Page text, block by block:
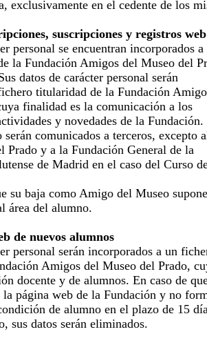
exclusivamente en el cedente de los
suscripciones y registros web
personal se encuentran incorporados a
la Fundación Amigos del Museo del
datos de carácter personal serán
titularidad de la Fundación
finalidad es la comunicación a los
y novedades de la Fundación.
serán comunicados a terceros, excepto
Prado y a la Fundación General de la
de Madrid en el caso del Curso
su baja como Amigo del Museo
área del alumno.
de nuevos alumnos
personal serán incorporados a un
Amigos del Museo del Prado,
docente y de alumnos. En caso de
la página web de la Fundación y no
de alumno en el plazo de 15
sus datos serán eliminados.